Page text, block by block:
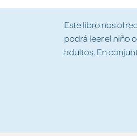
Este libro nos
podrá leer el niño
adultos. En